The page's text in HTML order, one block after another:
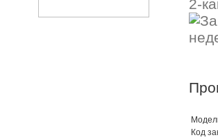
2-
Код